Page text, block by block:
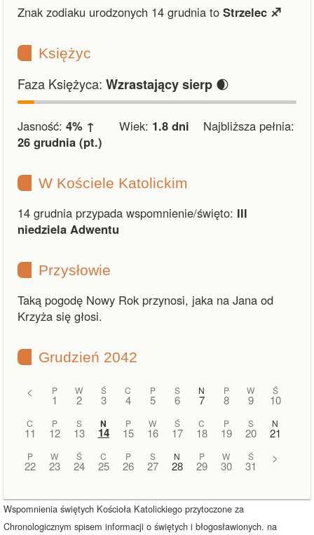
Znak zodiaku urodzonych 14 grudnia to Strzelec ♐︎
Księżyc
Faza Księżyca: Wzrastający sierp 🌒
Jasność: 4% ↑ Wiek: 1.8 dni Najbliższa pełnia:
26 grudnia (pt.)
W Kościele Katolickim
14 grudnia przypada wspomnienie/święto: III
niedziela Adwentu
Przysłowie
Taką pogodę Nowy Rok przynosi, jaka na Jana od
Krzyża się głosi.
Grudzień 2042
< P
1
W
2
Ś
3
C
4
P
5
S
6
N
7
P
8
W
9
Ś
10
C
11
P
12
S
13
N
14
P
15
W
16
Ś
17
C
18
P
19
S
20
N
21
P
22
W
23
Ś
24
C
25
P
26
S
27
N
28
P
29
W
30
Ś
31
>
Wspomnienia świętych Kościoła Katolickiego przytoczone za
Chronologicznym spisem informacji o świętych i błogosławionych. na